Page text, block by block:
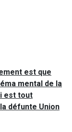
est que
mental de la
est tout
défunte Union